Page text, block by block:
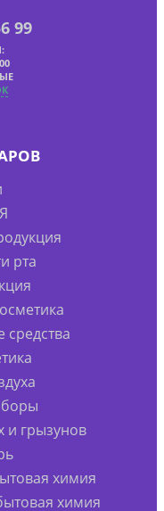
99
рта
и грызунов
химия
химия